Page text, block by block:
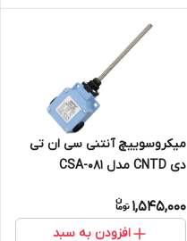
میکروسوییچ آنتنی سی ان تی
دی CNTD مدل CSA-081
1,545,000
افزودن به سبد